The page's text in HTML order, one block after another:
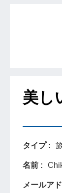
美し
タイプ
名前
メールア